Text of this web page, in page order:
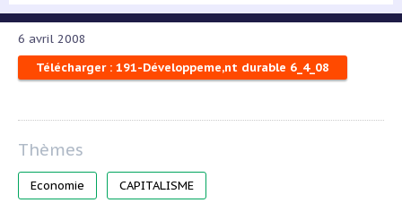
6 avril 2008
Télécharger : 191-Développeme,nt durable 6_4_08
Economie CAPITALISME